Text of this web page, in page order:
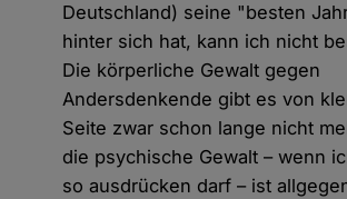
Deutschland) seine "besten
hinter sich hat, kann ich nicht
Die körperliche Gewalt gegen
Andersdenkende gibt es von
Seite zwar schon lange nicht
die psychische Gewalt – wenn
so ausdrücken darf – ist